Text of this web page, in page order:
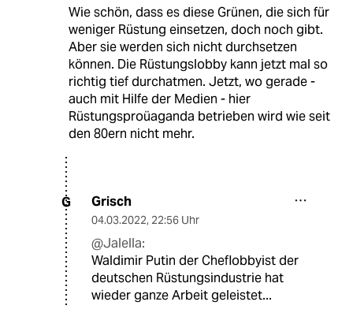
Wie schön, dass es diese Grünen, die sich für
weniger Rüstung einsetzen, doch noch gibt.
Aber sie werden sich nicht durchsetzen
können. Die Rüstungslobby kann jetzt mal so
richtig tief durchatmen. Jetzt, wo gerade -
auch mit Hilfe der Medien - hier
Rüstungsproüaganda betrieben wird wie seit
den 80ern nicht mehr.
G Grisch
04.03.2022, 22:56 Uhr
@Jalella:
Waldimir Putin der Cheflobbyist der
deutschen Rüstungsindustrie hat
wieder ganze Arbeit geleistet...